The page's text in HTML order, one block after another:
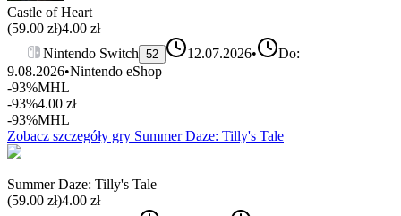
Castle of Heart
(59.00 zł)4.00 zł
Nintendo Switch 52 12.07.2026•
Do:
9.08.2026•Nintendo eShop
-93%MHL
-93%4.00 zł
-93%MHL
Zobacz szczegóły gry Summer Daze: Tilly's Tale
Summer Daze: Tilly's Tale
(59.00 zł)4.00 zł